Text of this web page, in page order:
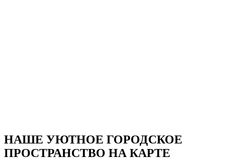
НАШЕ УЮТНОЕ ГОРОДСКОЕ
ПРОСТРАНСТВО НА КАРТЕ